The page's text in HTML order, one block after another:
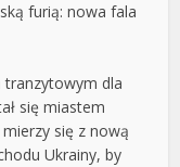
furią: nowa fala
tranzytowym dla
się miastem
się z nową
Ukrainy, by